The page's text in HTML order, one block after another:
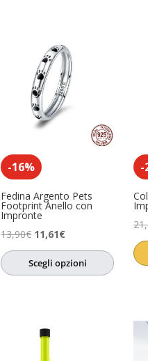
-16%
Fedina Argento Pets
Footprint Anello con
Impronte
13,90€ Il
prezzo
originale
11,61€Il
prezzo
attuale
Scegli opzioni
-